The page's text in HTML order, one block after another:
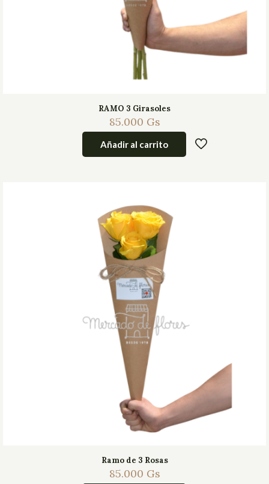
RAMO 3 Girasoles
85.000 Gs
Añadir al carrito
Ramo de 3 Rosas
85.000 Gs